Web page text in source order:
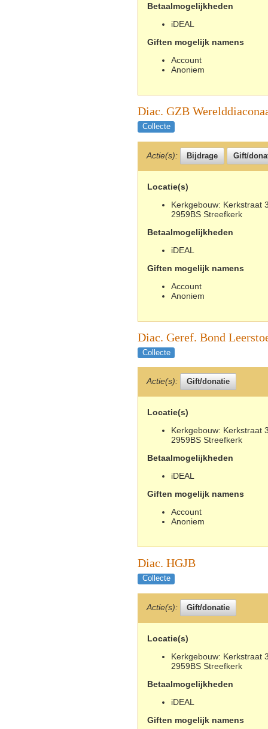
Betaalmogelijkheden
iDEAL
Giften mogelijk namens
Account
Anoniem
Diac. GZB
Collecte
Actie(s):
Locatie(s)
Kerkgebouw: Kerkstraat
2959BS Streefkerk
Betaalmogelijkheden
iDEAL
Giften mogelijk namens
Account
Anoniem
Diac. Geref. Bond
Collecte
Actie(s):
Locatie(s)
Kerkgebouw: Kerkstraat
2959BS Streefkerk
Betaalmogelijkheden
iDEAL
Giften mogelijk namens
Account
Anoniem
Diac. HGJB
Collecte
Actie(s):
Locatie(s)
Kerkgebouw: Kerkstraat
2959BS Streefkerk
Betaalmogelijkheden
iDEAL
Giften mogelijk namens